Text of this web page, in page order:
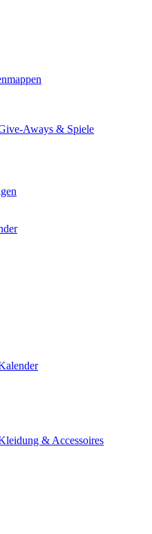
Aways & Spiele
& Accessoires